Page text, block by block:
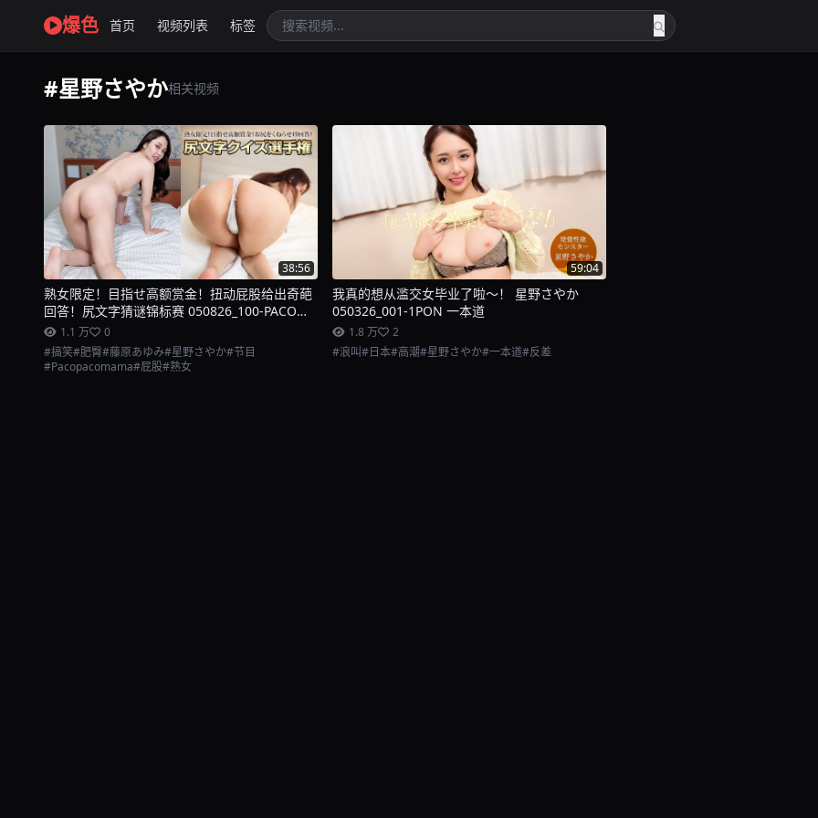
爆色 首页 视频列表 标签
#星野さやか相关视频
38:56
熟女限定！目指せ高额赏金！扭动屁股给出奇葩
回答！尻文字猜谜锦标赛 050826_100-PACO
Pacopacomama
1.1 万
0
#搞笑#肥臀#藤原あゆみ#星野さやか#节目
#Pacopacomama#屁股#熟女
59:04
我真的想从滥交女毕业了啦～！ 星野さやか
050326_001-1PON 一本道
1.8 万
2
#浪叫#日本#高潮#星野さやか#一本道#反差